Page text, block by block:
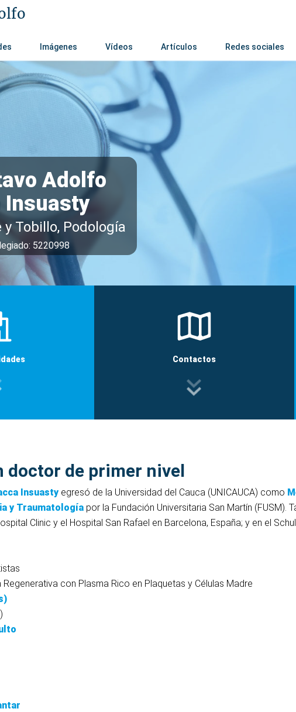
Imágenes Vídeos Artículos Redes sociales
Adolfo
Insuasty
Tobillo, Podología
5220998
Contactos
doctor de primer nivel
Insuasty egresó de la Universidad del Cauca (UNICAUCA) como
y Traumatología por la Fundación Universitaria San Martín (FUSM).
Clinic y el Hospital San Rafael en Barcelona, España; y en el
con Plasma Rico en Plaquetas y Células Madre